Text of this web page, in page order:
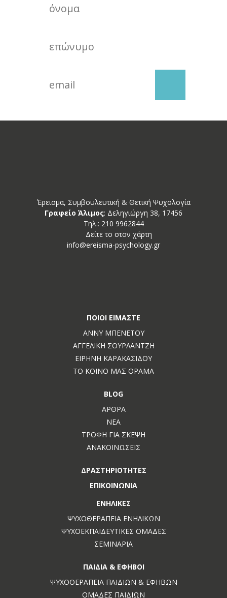
Έρεισμα, Συμβουλευτική & Θετική Ψυχολογία
Γραφείο Άλιμος: Δεληγιώργη 38, 17456
Tηλ.: 210 9962844
Δείτε το στον χάρτη
info@ereisma-psychology.gr
ΠΟΙΟΙ ΕΊΜΑΣΤΕ
ΆΝΝΥ ΜΠΕΝΈΤΟΥ
ΑΓΓΕΛΙΚΉ ΣΟΥΡΛΑΝΤΖΉ
ΕΙΡΉΝΗ ΚΑΡΑΚΑΣΊΔΟΥ
ΤΟ ΚΟΙΝΌ ΜΑΣ ΌΡΑΜΑ
BLOG
ΆΡΘΡΑ
ΝΈΑ
ΤΡΟΦΉ ΓΙΑ ΣΚΈΨΗ
ΑΝΑΚΟΙΝΏΣΕΙΣ
ΔΡΑΣΤΗΡΙΌΤΗΤΕΣ
ΕΠΙΚΟΙΝΩΝΊΑ
ΕΝΉΛΙΚΕΣ
ΨΥΧΟΘΕΡΑΠΕΊΑ ΕΝΗΛΊΚΩΝ
ΨΥΧΟΕΚΠΑΙΔΕΥΤΙΚΈΣ ΟΜΆΔΕΣ
ΣΕΜΙΝΆΡΙΑ
ΠΑΙΔΙΆ & ΈΦΗΒΟΙ
ΨΥΧΟΘΕΡΑΠΕΊΑ ΠΑΙΔΙΏΝ & ΕΦΉΒΩΝ
ΟΜΆΔΕΣ ΠΑΙΔΙΏΝ